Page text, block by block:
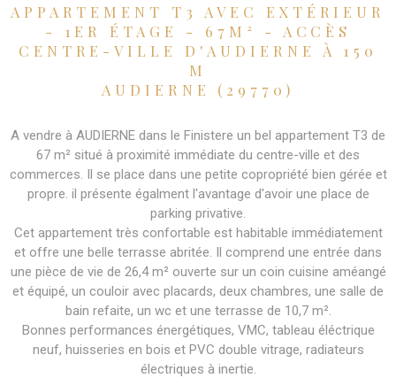
APPARTEMENT T3 AVEC EXTÉRIEUR
- 1ER ÉTAGE - 67M² - ACCÈS
CENTRE-VILLE D'AUDIERNE À 150
M
AUDIERNE (29770)
A vendre à AUDIERNE dans le Finistere un bel appartement T3 de
67 m² situé à proximité immédiate du centre-ville et des
commerces. Il se place dans une petite copropriété bien gérée et
propre. il présente égalment l'avantage d'avoir une place de
parking privative.
Cet appartement très confortable est habitable immédiatement
et offre une belle terrasse abritée. Il comprend une entrée dans
une pièce de vie de 26,4 m² ouverte sur un coin cuisine améangé
et équipé, un couloir avec placards, deux chambres, une salle de
bain refaite, un wc et une terrasse de 10,7 m².
Bonnes performances énergétiques, VMC, tableau éléctrique
neuf, huisseries en bois et PVC double vitrage, radiateurs
électriques à inertie.